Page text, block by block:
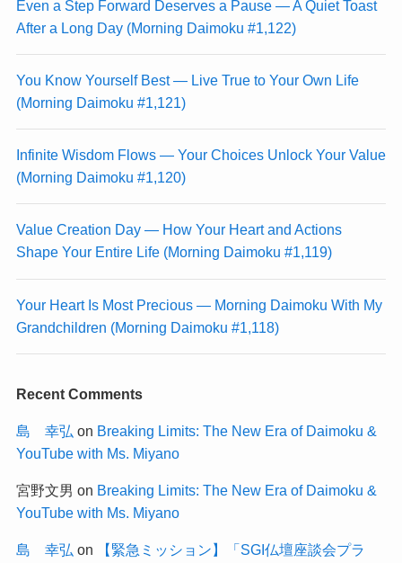
Even a Step Forward Deserves a Pause — A Quiet Toast
After a Long Day (Morning Daimoku #1,122)
You Know Yourself Best — Live True to Your Own Life
(Morning Daimoku #1,121)
Infinite Wisdom Flows — Your Choices Unlock Your Value
(Morning Daimoku #1,120)
Value Creation Day — How Your Heart and Actions
Shape Your Entire Life (Morning Daimoku #1,119)
Your Heart Is Most Precious — Morning Daimoku With My
Grandchildren (Morning Daimoku #1,118)
Recent Comments
島 幸弘 on Breaking Limits: The New Era of Daimoku &
YouTube with Ms. Miyano
宮野文男 on Breaking Limits: The New Era of Daimoku &
YouTube with Ms. Miyano
島 幸弘 on
【緊急ミッション】「SGI仏壇座談会プラ